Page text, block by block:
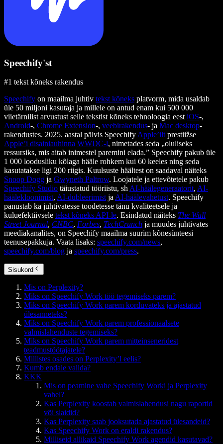
Speechify'st
#1 tekst kõneks rakendus
Speechify on maailma juhtiv tekst kõneks platvorm, mida usaldab
üle 50 miljoni kasutaja ja millele on antud enam kui 500 000
viietärnilist arvustust selle tekstist kõneks tehnoloogia eest iOS-,
Android-, Chrome Extension-, veebirakendus- ja Mac desktop-
rakendustes. 2025. aastal pälvis Speechify Apple’ilt prestiižse
Apple’i disainiauhinna WWDC-l, nimetades seda „oluliseks
ressursiks, mis aitab inimestel paremini elada.” Speechify pakub üle
1 000 loodusliku kõlaga hääle rohkem kui 60 keeles ning seda
kasutatakse ligi 200 riigis. Kuulsuste häältest on saadaval näiteks
Snoop Dogg ja Gwyneth Paltrow. Loojatele ja ettevõtetele pakub
Speechify Studio täiustatud tööriistu, sh AI-häälegeneraatorit, AI-
häälekloonimist, AI-dubleerimist ja AI-häälevahetust. Speechify
panustab ka juhtivatesse toodetesse tänu kvaliteetsele ja
kuluefektiivsele tekst kõneks API-le. Esindatud näiteks The Wall
Street Journal, CNBC, Forbes, TechCrunch ja muudes juhtivates
meediakanalites, on Speechify maailma suurim kõnesünteesi
teenusepakkuja. Vaata lisaks: speechify.com/news,
speechify.com/blog ja speechify.com/press.
Sisukord
Mis on Perplexity?
Miks on Speechify Work töö tegemiseks parem?
Miks on Speechify Work parem korduvateks ja ajastatud
ülesanneteks?
Miks on Speechify Work parem professionaalsete
valmislahenduste tegemiseks?
Miks on Speechify Work parem mitteinseneridest
teadmustöötajatele?
Millistes osades on Perplexity’l eelis?
Kumb endale valida?
KKK
Mis on peamine vahe Speechify Worki ja Perplexity
vahel?
Kas Perplexity koostab valmislahendusi nagu raportid
või slaidid?
Kas Perplexity saab jooksutada ajastatud ülesandeid?
Kas Speechify Work on eraldi rakendus?
Milliseid allikaid Speechify Work agendid kasutavad?